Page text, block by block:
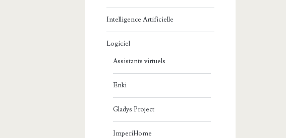
Intelligence Artificielle
Logiciel
Assistants virtuels
Enki
Gladys Project
ImperiHome